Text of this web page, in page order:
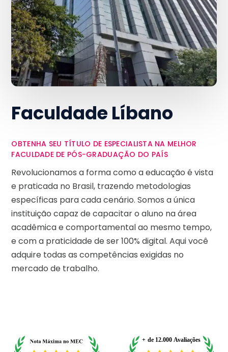
Faculdade Líbano
OBTENHA SEU TÍTULO DE ESPECIALISTA NA MELHOR
FACULDADE DE PÓS-GRADUAÇÃO DO PAÍS
Revolucionamos a forma como a educação é vista
e praticada no Brasil, trazendo metodologias
específicas para cada cenário. Somos a única
instituição capaz de capacitar o aluno na área
acadêmica e comportamental ao mesmo tempo,
e com a praticidade de ser 100% digital. Aqui você
adquire todas as competências exigidas no
mercado de trabalho.